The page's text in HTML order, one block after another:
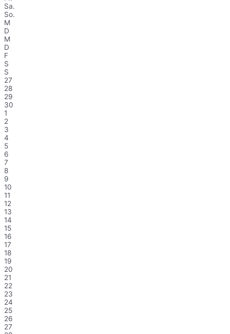
Sa.
So.
M
D
M
D
F
S
S
27
28
29
30
1
2
3
4
5
6
7
8
9
10
11
12
13
14
15
16
17
18
19
20
21
22
23
24
25
26
27